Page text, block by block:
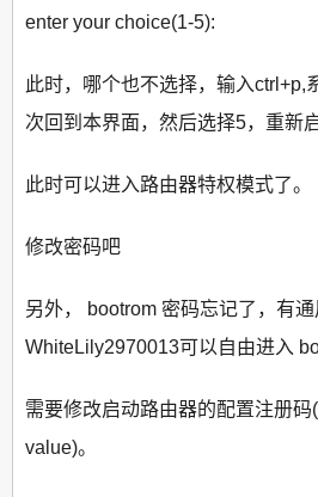
enter your choice(1-5):
此时，哪个也不选择，输入ctrl+p,
次回到本界面，然后选择5，重新
此时可以进入路由器特权模式了。
修改密码吧
另外， bootrom 密码忘记了，有通
WhiteLily2970013可以自由进入
需要修改启动路由器的配置注册
value)。